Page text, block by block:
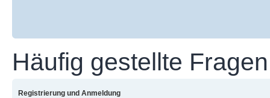
Häufig gestellte Fragen
Registrierung und Anmeldung